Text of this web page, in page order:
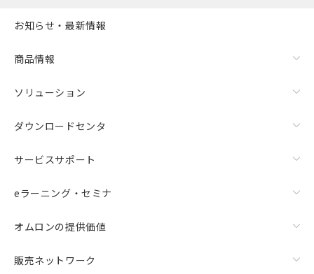
お知らせ・最新情報
商品情報
ソリューション
ダウンロードセンタ
サービスサポート
eラーニング・セミナ
オムロンの提供価値
販売ネットワーク